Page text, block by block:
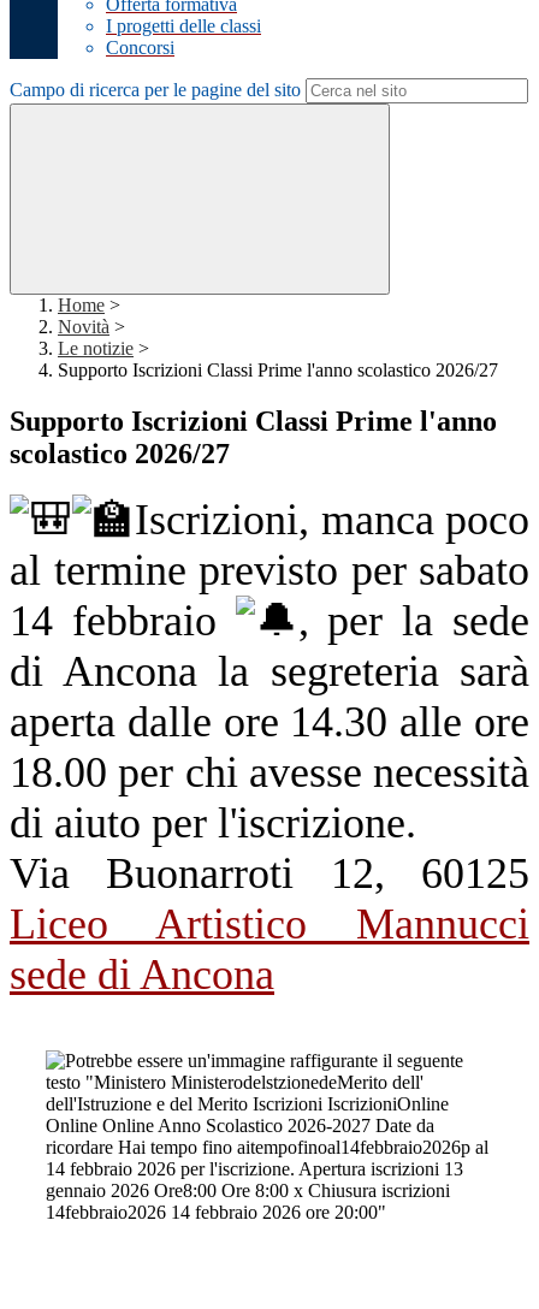
Offerta formativa
I progetti delle classi
Concorsi
Campo di ricerca per le pagine del sito
Home >
Novità >
Le notizie >
Supporto Iscrizioni Classi Prime l'anno scolastico 2026/27
Supporto Iscrizioni Classi Prime l'anno
scolastico 2026/27
Iscrizioni, manca poco
al termine previsto per sabato
14 febbraio
, per la sede
di Ancona la segreteria sarà
aperta dalle ore 14.30 alle ore
18.00 per chi avesse necessità
di aiuto per l'iscrizione.
Via Buonarroti 12, 60125
Liceo Artistico Mannucci
sede di Ancona